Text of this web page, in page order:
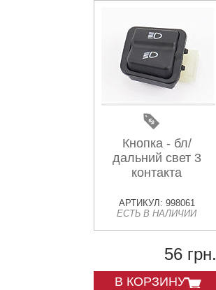
Кнопка - бл/
дальний свет 3
контакта
АРТИКУЛ: 998061
ЕСТЬ В НАЛИЧИИ
56 грн.
В КОРЗИНУ